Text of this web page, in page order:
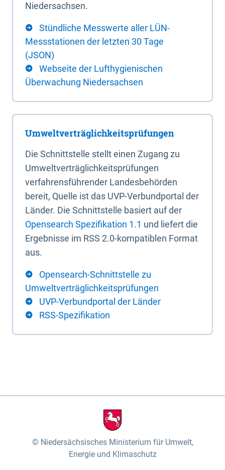
Niedersachsen.
Stündliche Messwerte aller LÜN-
Messstationen der letzten 30 Tage
(JSON)
Webseite der Lufthygienischen
Überwachung Niedersachsen
Umweltverträglichkeitsprüfungen
Die Schnittstelle stellt einen Zugang zu
Umweltverträglichkeitsprüfungen
verfahrensführender Landesbehörden
bereit, Quelle ist das UVP-Verbundportal der
Länder. Die Schnittstelle basiert auf der
Opensearch Spezifikation 1.1 und liefert die
Ergebnisse im RSS 2.0-kompatiblen Format
aus.
Opensearch-Schnittstelle zu
Umweltverträglichkeitsprüfungen
UVP-Verbundportal der Länder
RSS-Spezifikation
Niedersächsisches Ministerium für Umwelt,
Energie und Klimaschutz